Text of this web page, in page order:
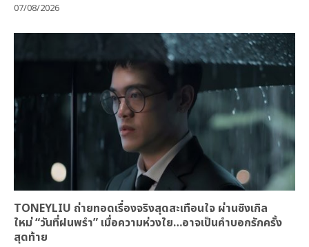
07/08/2026
TONEYLIU ถ่ายทอดเรื่องจริงสุดสะเทือนใจ ผ่านซิงเกิล
ใหม่ “วันที่ฝนพรำ” เมื่อความห่วงใย…อาจเป็นคำบอกรักครั้ง
สุดท้าย